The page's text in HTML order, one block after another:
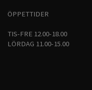
ÖPPETTIDER
TIS-FRE 12.00-18.00
LÖRDAG 11.00-15.00